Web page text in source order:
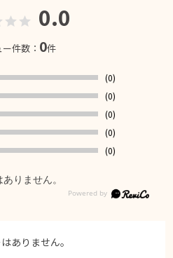
0.0
件数： 0件
(0)
(0)
(0)
(0)
(0)
りません。
ありません。